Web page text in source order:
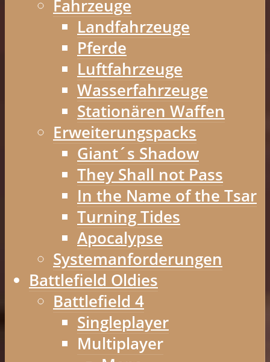
Fahrzeuge
Landfahrzeuge
Pferde
Luftfahrzeuge
Wasserfahrzeuge
Stationären Waffen
Erweiterungspacks
Giant´s Shadow
They Shall not Pass
In the Name of the Tsar
Turning Tides
Apocalypse
Systemanforderungen
Battlefield Oldies
Battlefield 4
Singleplayer
Multiplayer